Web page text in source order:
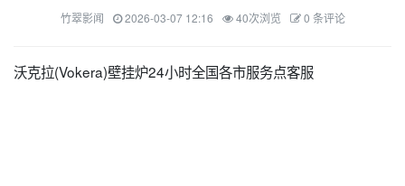
竹翠影闻 2026-03-07 12:16 40次浏览 0 条评论
沃克拉(Vokera)壁挂炉24小时全国各市服务点客服